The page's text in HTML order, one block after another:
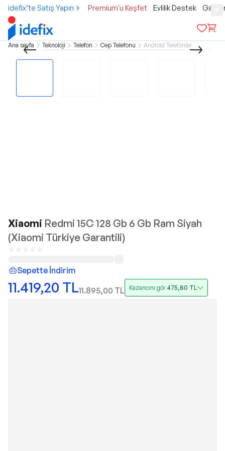
idefix’te Satış Yapın Premium'u Keşfet Evlilik Destek
Ana sayfa Teknoloji Telefon Cep Telefonu Android Telefonlar
Xiaomi Redmi 15C 128 Gb 6 Gb Ram Siyah
(Xiaomi Türkiye Garantili)
Sepette İndirim
11.419,20 TL11.895,00 TL Kazancını gör 475,80 TL